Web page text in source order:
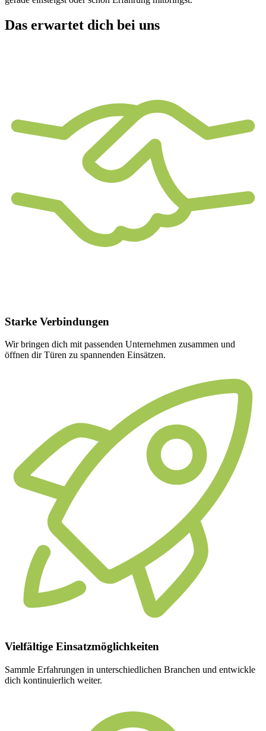
Das erwartet dich bei uns
Starke Verbindungen
Wir bringen dich mit passenden Unternehmen zusammen und
öffnen dir Türen zu spannenden Einsätzen.
Vielfältige Einsatzmöglichkeiten
Sammle Erfahrungen in unterschiedlichen Branchen und entwickle
dich kontinuierlich weiter.